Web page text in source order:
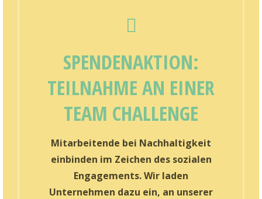
SPENDENAKTION:
TEILNAHME AN EINER
TEAM CHALLENGE
Mitarbeitende bei Nachhaltigkeit
einbinden im Zeichen des sozialen
Engagements. Wir laden
Unternehmen dazu ein, an unserer